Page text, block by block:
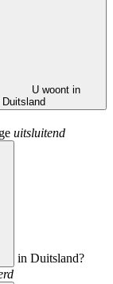
U woont in
uitsluitend
in Duitsland?